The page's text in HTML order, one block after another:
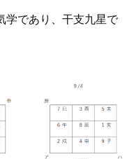
学であり、干支九星で